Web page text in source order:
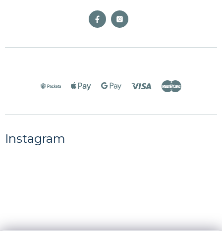
Instagram